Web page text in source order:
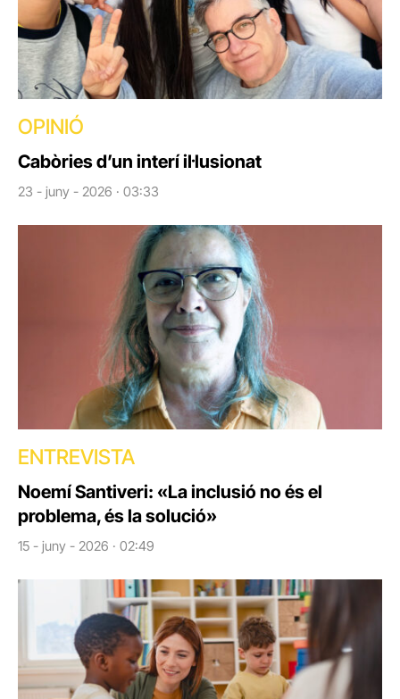
OPINIÓ
Cabòries d’un interí il·lusionat
23 - juny - 2026 · 03:33
ENTREVISTA
Noemí Santiveri: «La inclusió no és el
problema, és la solució»
15 - juny - 2026 · 02:49